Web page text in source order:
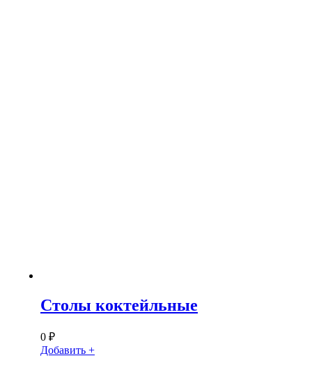
Столы коктейльные
0 ₽
Добавить +